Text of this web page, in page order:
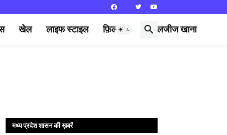
खेल लाइफ स्टाइल फ़िल्मी दुनिया लजीज खाना
मध्य प्रदेश शासन की ख़बरें